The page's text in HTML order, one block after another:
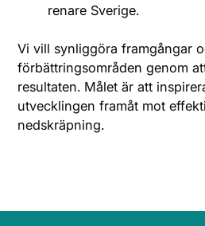
renare Sverige.
Vi vill synliggöra framgångar
förbättringsområden genom
resultaten. Målet är att
utvecklingen framåt mot
nedskräpning.